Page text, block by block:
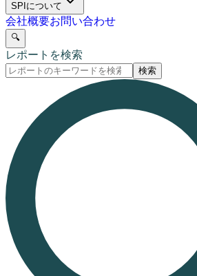
SPIについて
会社概要お問い合わせ
🔍
レポートを検索
検索